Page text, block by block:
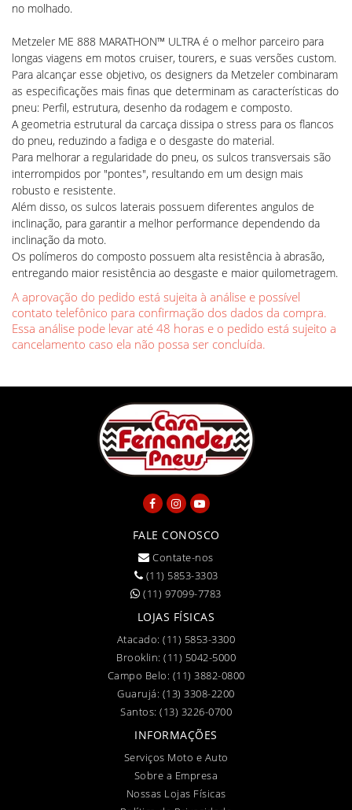
no molhado.
Metzeler ME 888 MARATHON™ ULTRA é o melhor parceiro para
longas viagens em motos cruiser, tourers, e suas versões custom.
Para alcançar esse objetivo, os designers da Metzeler combinaram
as especificações mais finas que determinam as características do
pneu: Perfil, estrutura, desenho da rodagem e composto.
A geometria estrutural da carcaça dissipa o stress para os flancos
do pneu, reduzindo a fadiga e o desgaste do material.
Para melhorar a regularidade do pneu, os sulcos transversais são
interrompidos por "pontes", resultando em um design mais
robusto e resistente.
Além disso, os sulcos laterais possuem diferentes angulos de
inclinação, para garantir a melhor performance dependendo da
inclinação da moto.
Os polímeros do composto possuem alta resistência à abrasão,
entregando maior resistência ao desgaste e maior quilometragem.
A aprovação do pedido está sujeita à análise e possível
contato telefônico para confirmação dos dados da compra.
Essa análise pode levar até 48 horas e o pedido está sujeito a
cancelamento caso ela não possa ser concluída.
FALE CONOSCO
Contate-nos
(11) 5853-3303
(11) 97099-7783
LOJAS FÍSICAS
Atacado:(11) 5853-3300
Brooklin: (11) 5042-5000
Campo Belo: (11) 3882-0800
Guarujá: (13) 3308-2200
Santos: (13) 3226-0700
INFORMAÇÕES
Serviços Moto e Auto
Sobre a Empresa
Nossas Lojas Físicas